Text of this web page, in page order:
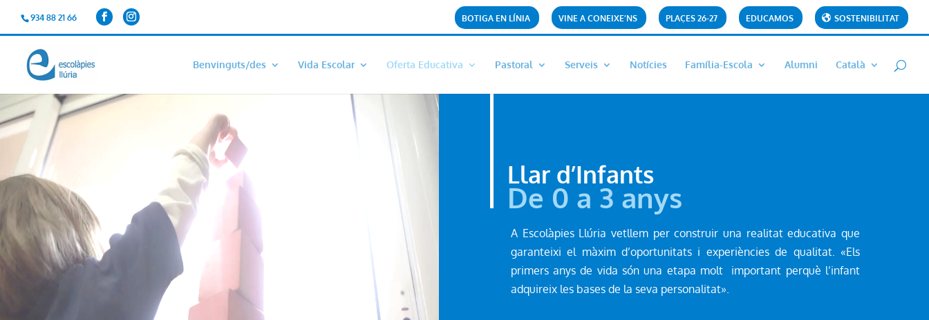
934 88 21 66 BOTIGA EN LÍNIA VINE A CONEIXE’NS PLAÇES 26-27 EDUCAMOS SOSTENIBILITAT
Benvinguts/des Vida Escolar Oferta Educativa Pastoral Serveis Notícies Família-Escola Alumni Català
Llar d’Infants
De 0 a 3 anys
A Escolàpies Llúria vetllem per construir una realitat educativa que
garanteixi el màxim d’oportunitats i experiències de qualitat. «Els
primers anys de vida són una etapa molt important perquè l’infant
adquireix les bases de la seva personalitat».